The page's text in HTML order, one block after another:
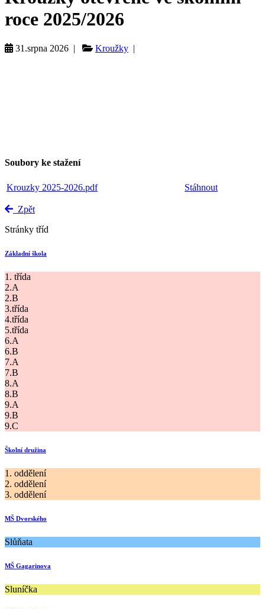
roce 2025/2026
31.srpna 2026 | Kroužky |
Soubory ke stažení
Krouzky 2025-2026.pdf Stáhnout
Zpět
Stránky tříd
Základní škola
1. třída
2.A
2.B
3.třída
4.třída
5.třída
6.A
6.B
7.A
7.B
8.A
8.B
9.A
9.B
9.C
Školní družina
1. oddělení
2. oddělení
3. oddělení
MŠ Dvorského
Slůňata
MŠ Gagarinova
Sluníčka